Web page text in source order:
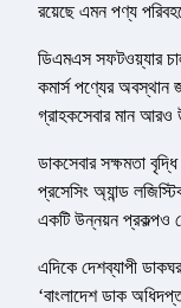
রয়েছে এমন পণ্য
ডিএমএস সফটওয়্যার
কমার্স পণ্যের অবস্থান
গ্রাহকসেবার মান
ডাকসেবার সক্ষমতা
প্রসেসিং অ্যান্ড
একটি উন্নয়ন প্রকল্পও
এদিকে দেশব্যাপী
‘বাংলাদেশ ডাক